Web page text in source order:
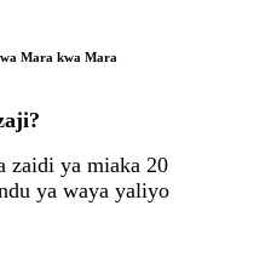
Mara kwa Mara
zaidi ya miaka 20
ya waya yaliyo